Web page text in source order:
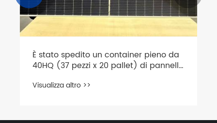
È stato spedito un container pieno da
40HQ (37 pezzi x 20 pallet) di pannelli
Visualizza altro >>